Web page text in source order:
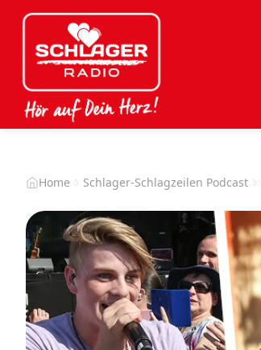
Home Schlager-Schlagzeilen Podcast